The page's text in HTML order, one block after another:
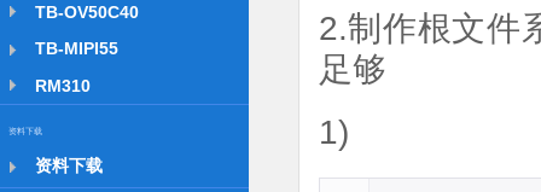
TB-OV50C40
TB-MIPI55
RM310
资料下载
资料下载
2.制作根文件
足够
1)